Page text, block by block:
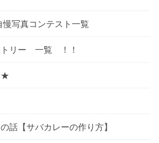
写真コンテスト一覧
トリー 一覧 ！！
★
話【サバカレーの作り方】